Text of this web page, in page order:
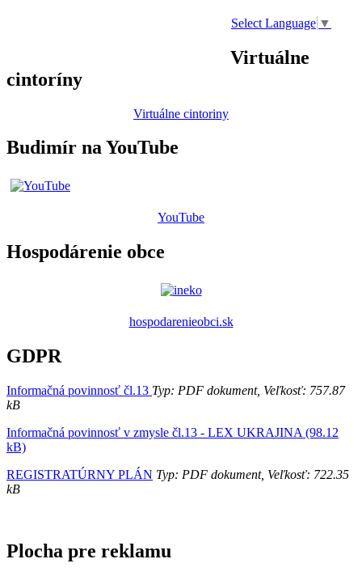
Select Language ▼
Virtuálne
cintoríny
Virtuálne cintoriny
Budimír na YouTube
YouTube
Hospodárenie obce
hospodarenieobci.sk
GDPR
Informačná povinnosť čl.13 Typ: PDF dokument, Veľkosť: 757.87
kB
Informačná povinnosť v zmysle čl.13 - LEX UKRAJINA (98.12
kB)
REGISTRATÚRNY PLÁN Typ: PDF dokument, Veľkosť: 722.35
kB
Plocha pre reklamu